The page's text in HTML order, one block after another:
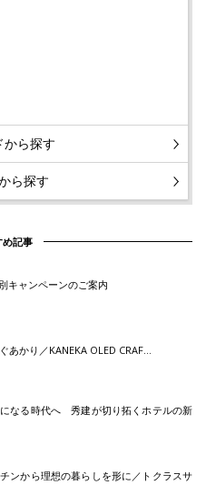
から探す
ら探す
め記事
キャンペーンのご案内
あかり／KANEKA OLED CRAF…
なる時代へ 秀建が切り拓くホテルの新
ンから理想の暮らしを形に／トクラスサ